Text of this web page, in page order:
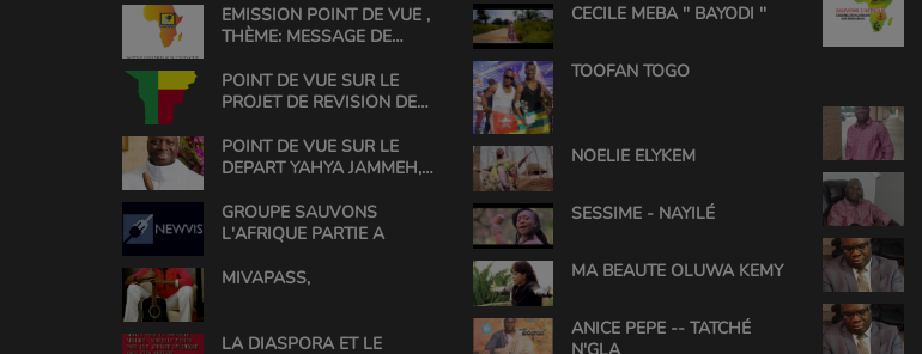
EMISSION POINT DE VUE ,
THÈME: MESSAGE DE
SOGLO
POINT DE VUE SUR LE
PROJET DE REVISION DE
BENIN
POINT DE VUE SUR LE
DEPART YAHYA JAMMEH,
GROUPE SAUVONS
L'AFRIQUE PARTIE A
MIVAPASS,
LA DIASPORA ET LE
CECILE MEBA '' BAYODI ''
TOOFAN TOGO
NOELIE ELYKEM
SESSIME - NAYILÉ
MA BEAUTE OLUWA KEMY
ANICE PEPE -- TATCHÉ